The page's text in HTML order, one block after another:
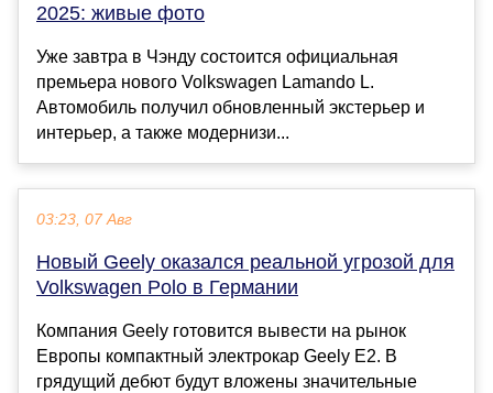
2025: живые фото
Уже завтра в Чэнду состоится официальная
премьера нового Volkswagen Lamando L.
Автомобиль получил обновленный экстерьер и
интерьер, а также модернизи...
03:23, 07 Авг
Новый Geely оказался реальной угрозой для
Volkswagen Polo в Германии
Компания Geely готовится вывести на рынок
Европы компактный электрокар Geely E2. В
грядущий дебют будут вложены значительные